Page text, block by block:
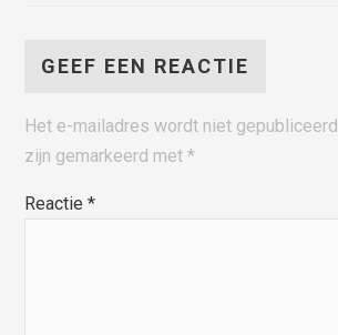
GEEF EEN REACTIE
Het e-mailadres wordt niet gepubliceerd.
zijn gemarkeerd met*
Reactie*